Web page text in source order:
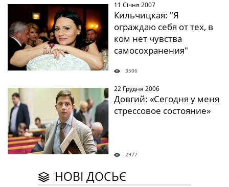
11 Січня 2007
Кильчицкая: "Я
ограждаю себя от тех, в
ком нет чувства
самосохранения"
3506
" /> 22 Грудня 2006
Довгий: «Сегодня у меня
стрессовое состояние»
2977
НОВІ ДОСЬЄ